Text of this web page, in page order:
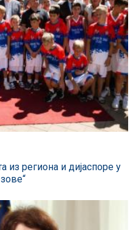
из региона и дијаспоре у